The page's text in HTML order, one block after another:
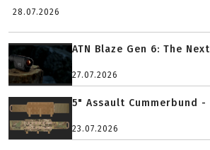
28.07.2026
ATN Blaze Gen 6: The
27.07.2026
5" Assault Cummerbund
23.07.2026